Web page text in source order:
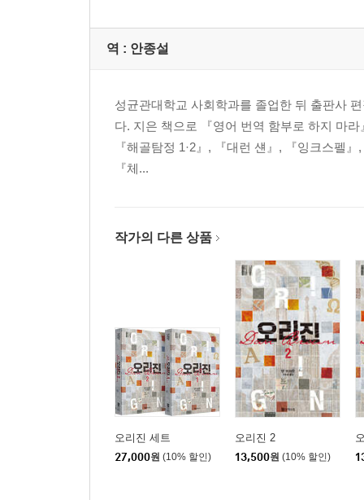
역 : 안종설
성균관대학교 사회학과를 졸업한 뒤 출판사
다. 지은 책으로 『영어 번역 함부로 하지 마
『해골탐정 1·2』, 『대런 섄』, 『잉크스펠
『체...
작가의 다른 상품
오리진 세트
27,000원 (10% 할인)
오리진 2
13,500원 (10% 할인)